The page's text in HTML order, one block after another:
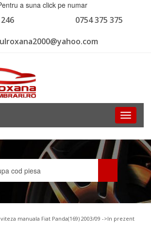
a suna click pe numar
0754 375 375
Toggle
manuala Fiat Panda(169) 2003/09 ->In prezent